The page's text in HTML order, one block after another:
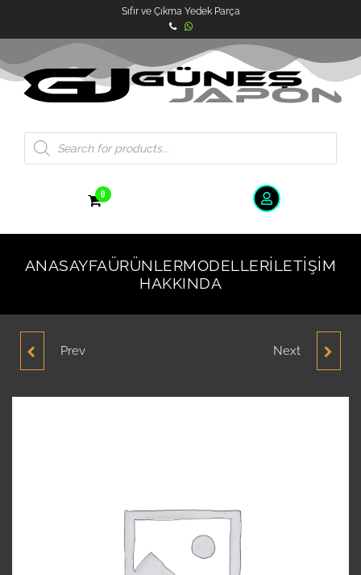
Sıfır ve Çıkma Yedek Parça
0
ANASAYFAÜRÜNLERMODELLERİLETIŞIM
HAKKINDA
HYUNDAI ACCENT
Prev HYUNDAI ACCENTNext